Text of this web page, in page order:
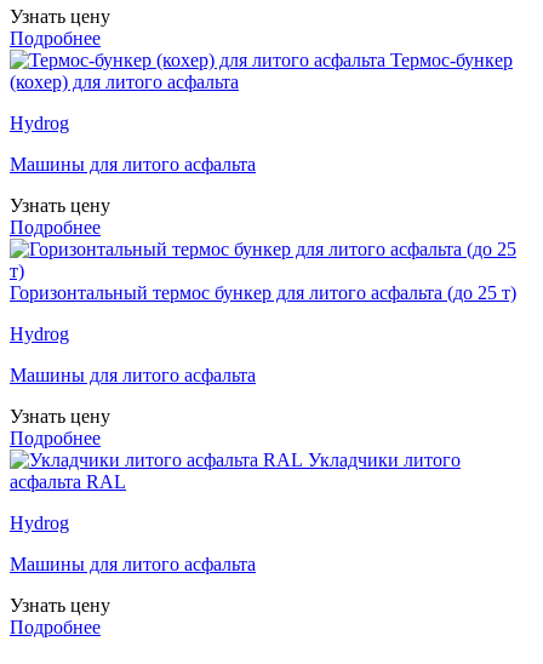
Узнать цену
Подробнее
Термос-бункер
(кохер) для литого асфальта
Hydrog
Машины для литого асфальта
Узнать цену
Подробнее
Горизонтальный термос бункер для литого асфальта (до 25 т)
Hydrog
Машины для литого асфальта
Узнать цену
Подробнее
Укладчики литого
асфальта RAL
Hydrog
Машины для литого асфальта
Узнать цену
Подробнее